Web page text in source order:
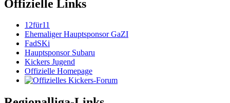
Offizielle Links
12für11
Ehemaliger Hauptsponsor GaZI
FadSKi
Hauptsponsor Subaru
Kickers Jugend
Offizielle Homepage